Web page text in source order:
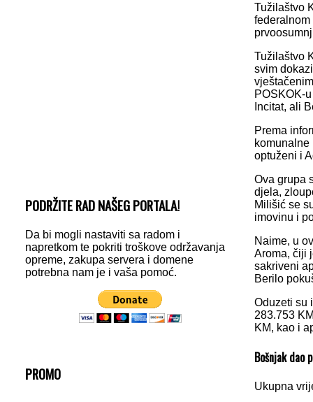
PODRŽITE RAD NAŠEG PORTALA!
Da bi mogli nastaviti sa radom i
napretkom te pokriti troškove održavanja
opreme, zakupa servera i domene
potrebna nam je i vaša pomoć.
PROMO
Tužilaštvo
Tužilaštvo
svim
POSKOK-
Incitat, ali
Prema
optuženi i
Ova grupa
djela,
Milišić se
imovinu i
Naime, u
Aroma, čiji
sakriveni
Berilo
Oduzeti su
283.753
KM, kao i
Bošnjak dao
Ukupna